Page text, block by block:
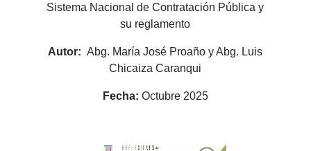
Sistema Nacional de Contratación Pública y
su reglamento
Autor:Abg. María José Proaño y Abg. Luis
Chicaiza Caranqui
Fecha: Octubre 2025